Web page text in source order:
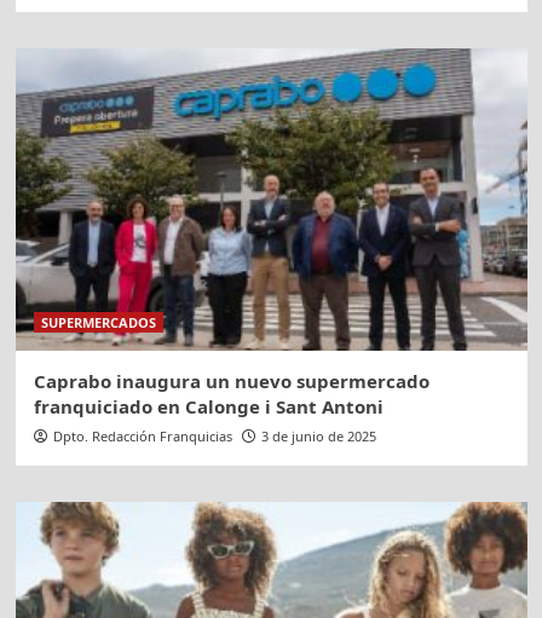
SUPERMERCADOS
Caprabo inaugura un nuevo supermercado
franquiciado en Calonge i Sant Antoni
Dpto. Redacción Franquicias 3 de junio de 2025